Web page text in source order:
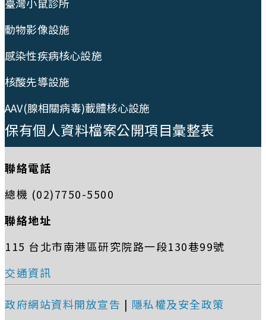
動物影像設施
感染性疾病核心設施
核酸先導設施
AAV(腺相關病毒)載體核心設施
保有個人資料檔案公開項目彙整表
聯絡電話
總機 (02)7750-5500
聯絡地址
115 台北市南港區研究院路一段130巷99號
交通資訊
政府網站資料開放宣告 | 隱私權及安全政策